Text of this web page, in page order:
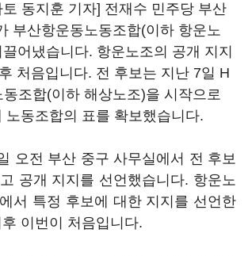
동지훈 기자] 전재수 민주당 부산
부산항운동노동조합(이하 항운노
어냈습니다. 항운노조의 공개 지지
처음입니다. 전 후보는 지난 7일 H
조합(이하 해상노조)을 시작으로
노동조합의 표를 확보했습니다.
오전 부산 중구 사무실에서 전 후보
공개 지지를 선언했습니다. 항운노
서 특정 후보에 대한 지지를 선언한
이번이 처음입니다.